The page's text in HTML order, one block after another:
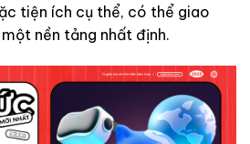
tiện ích cụ thể, có thể giao
nền tảng nhất định.